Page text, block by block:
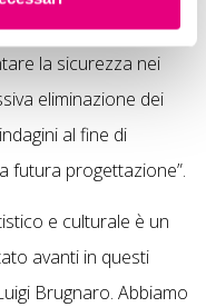
delle sedi
la sicurezza nei
eliminazione dei
al fine di
futura progettazione”.
e culturale è un
avanti in questi
Brugnaro. Abbiamo